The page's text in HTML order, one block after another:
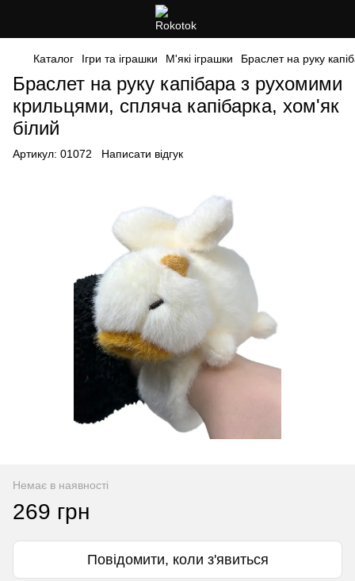
Каталог Ігри та іграшки М'які іграшки Браслет на руку
Браслет на руку капібара з рухомими
крильцями, спляча капібарка, хом'як
білий
Артикул: 01072 Написати відгук
Немає в наявності
269 грн
Повідомити, коли з'явиться